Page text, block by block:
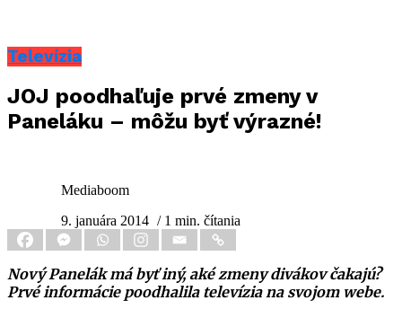
Televízia
JOJ poodhaľuje prvé zmeny v
Paneláku – môžu byť výrazné!
Mediaboom
9. januára 2014 / 1 min. čítania
Nový Panelák má byť iný, aké zmeny divákov čakajú?
Prvé informácie poodhalila televízia na svojom webe.